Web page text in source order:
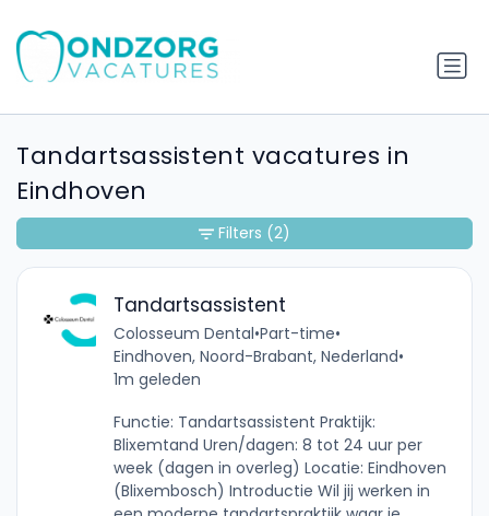
Tandartsassistent vacatures in
Eindhoven
Tandartsassistent
Colosseum Dental•Part-time•
Eindhoven, Noord-Brabant, Nederland•
1m geleden
Functie: Tandartsassistent Praktijk:
Blixemtand Uren/dagen: 8 tot 24 uur per
week (dagen in overleg) Locatie: Eindhoven
(Blixembosch) Introductie Wil jij werken in
Filters (2)